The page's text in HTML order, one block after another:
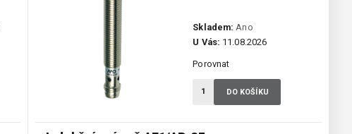
Skladem: Ano
U Vás: 11.08.2026
Porovnat
DO KOŠÍKU